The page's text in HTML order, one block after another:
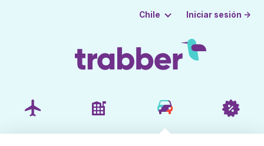
Chile Iniciar sesión →